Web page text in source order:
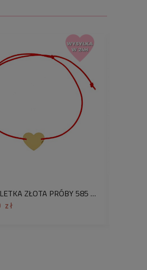
BRANSOLETKA ZŁOTA PRÓBY 585 Z GRAWEREM KLASYCZNE SERCE CZERWONA JEDWABNA NIĆ
zł